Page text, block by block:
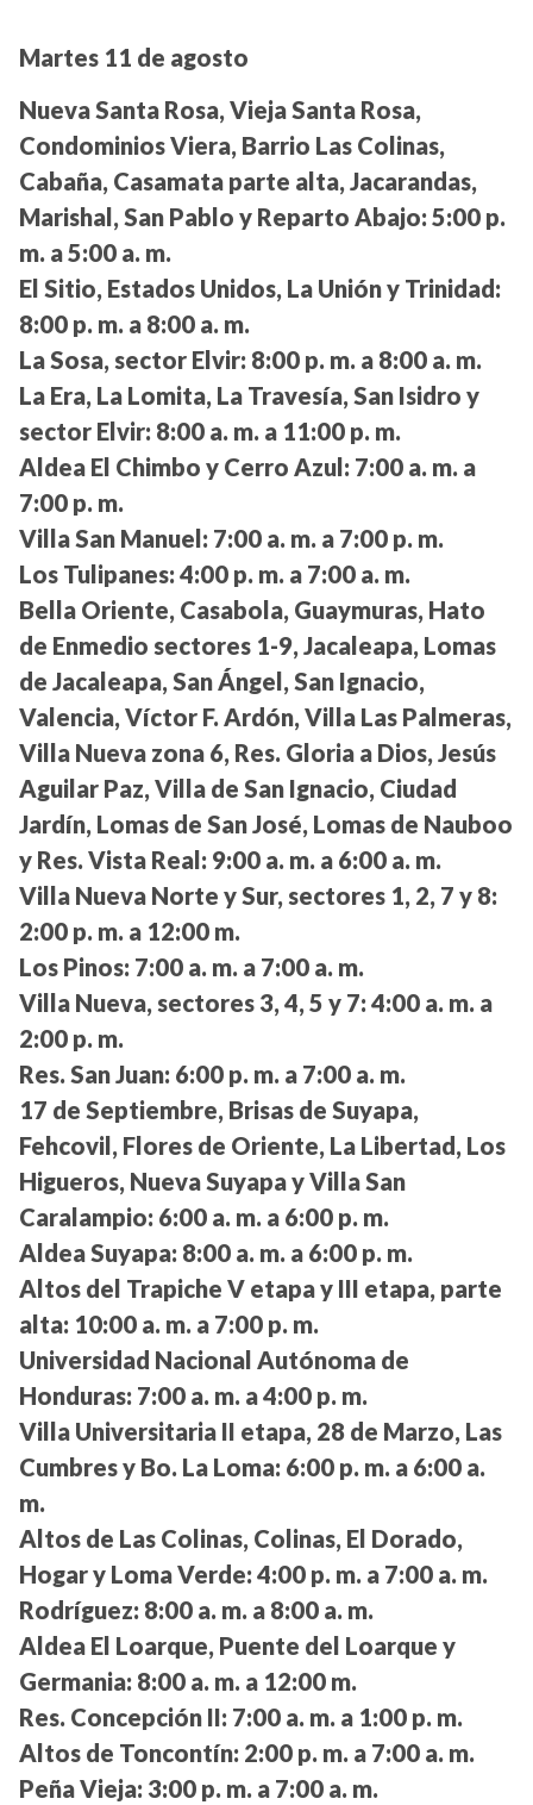
Martes 11 de agosto
Nueva Santa Rosa, Vieja Santa Rosa,
Condominios Viera, Barrio Las Colinas,
Cabaña, Casamata parte alta, Jacarandas,
Marishal, San Pablo y Reparto Abajo: 5:00 p.
m. a 5:00 a. m.
El Sitio, Estados Unidos, La Unión y Trinidad:
8:00 p. m. a 8:00 a. m.
La Sosa, sector Elvir: 8:00 p. m. a 8:00 a. m.
La Era, La Lomita, La Travesía, San Isidro y
sector Elvir: 8:00 a. m. a 11:00 p. m.
Aldea El Chimbo y Cerro Azul: 7:00 a. m. a
7:00 p. m.
Villa San Manuel: 7:00 a. m. a 7:00 p. m.
Los Tulipanes: 4:00 p. m. a 7:00 a. m.
Bella Oriente, Casabola, Guaymuras, Hato
de Enmedio sectores 1-9, Jacaleapa, Lomas
de Jacaleapa, San Ángel, San Ignacio,
Valencia, Víctor F. Ardón, Villa Las Palmeras,
Villa Nueva zona 6, Res. Gloria a Dios, Jesús
Aguilar Paz, Villa de San Ignacio, Ciudad
Jardín, Lomas de San José, Lomas de Nauboo
y Res. Vista Real: 9:00 a. m. a 6:00 a. m.
Villa Nueva Norte y Sur, sectores 1, 2, 7 y 8:
2:00 p. m. a 12:00 m.
Los Pinos: 7:00 a. m. a 7:00 a. m.
Villa Nueva, sectores 3, 4, 5 y 7: 4:00 a. m. a
2:00 p. m.
Res. San Juan: 6:00 p. m. a 7:00 a. m.
17 de Septiembre, Brisas de Suyapa,
Fehcovil, Flores de Oriente, La Libertad, Los
Higueros, Nueva Suyapa y Villa San
Caralampio: 6:00 a. m. a 6:00 p. m.
Aldea Suyapa: 8:00 a. m. a 6:00 p. m.
Altos del Trapiche V etapa y III etapa, parte
alta: 10:00 a. m. a 7:00 p. m.
Universidad Nacional Autónoma de
Honduras: 7:00 a. m. a 4:00 p. m.
Villa Universitaria II etapa, 28 de Marzo, Las
Cumbres y Bo. La Loma: 6:00 p. m. a 6:00 a.
m.
Altos de Las Colinas, Colinas, El Dorado,
Hogar y Loma Verde: 4:00 p. m. a 7:00 a. m.
Rodríguez: 8:00 a. m. a 8:00 a. m.
Aldea El Loarque, Puente del Loarque y
Germania: 8:00 a. m. a 12:00 m.
Res. Concepción II: 7:00 a. m. a 1:00 p. m.
Altos de Toncontín: 2:00 p. m. a 7:00 a. m.
Peña Vieja: 3:00 p. m. a 7:00 a. m.